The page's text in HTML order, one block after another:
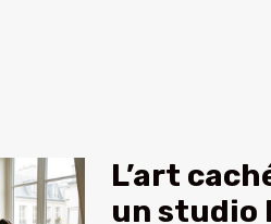
L’art
un studio